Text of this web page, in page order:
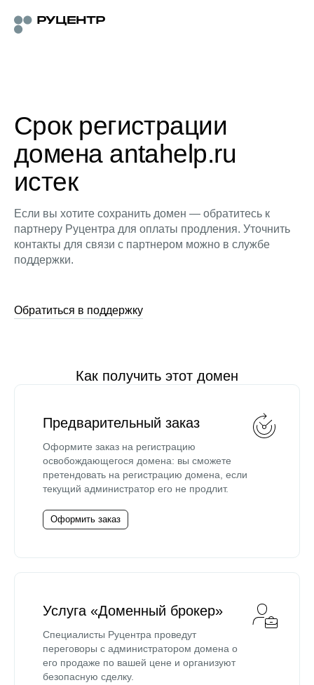
Срок регистрации
домена antahelp.ru
истек
Если вы хотите сохранить домен — обратитесь к
партнеру Руцентра для оплаты продления. Уточнить
контакты для связи с партнером можно в службе
поддержки.
Обратиться в поддержку
Как получить этот домен
Предварительный заказ
Оформите заказ на регистрацию
освобождающегося домена: вы сможете
претендовать на регистрацию домена, если
текущий администратор его не продлит.
Оформить заказ
Услуга «Доменный брокер»
Специалисты Руцентра проведут
переговоры с администратором домена о
его продаже по вашей цене и организуют
безопасную сделку.